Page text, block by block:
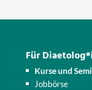
Für
Kurse und
Jobbörse